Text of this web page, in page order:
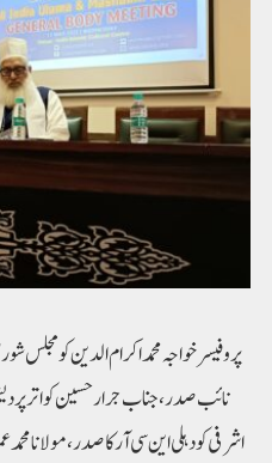
پروفیسر خواجہ محمداکرام الدین کو مجلس
نائب صدر،جناب جرار حسین کو اتر
اشرفی کو دہلی این سی آرکا صدر،مولانا